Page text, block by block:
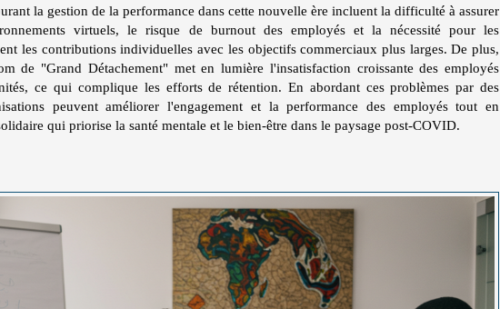
la gestion de la performance dans cette nouvelle ère incluent la difficulté à assurer
virtuels, le risque de burnout des employés et la nécessité pour les
les contributions individuelles avec les objectifs commerciaux plus larges. De plus,
de "Grand Détachement" met en lumière l'insatisfaction croissante des employés
ce qui complique les efforts de rétention. En abordant ces problèmes par des
peuvent améliorer l'engagement et la performance des employés tout en
qui priorise la santé mentale et le bien-être dans le paysage post-COVID.